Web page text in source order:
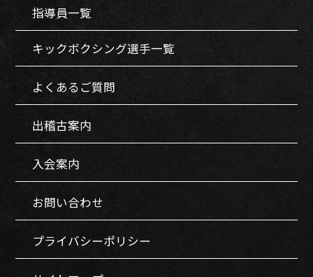
指導員一覧
キックボクシング選手一覧
よくあるご質問
出稽古案内
入会案内
お問い合わせ
プライバシーポリシー